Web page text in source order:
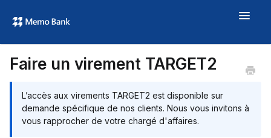
Toggle
À propos
memo.bank →
Faire un virement TARGET2
L’accès aux virements TARGET2 est disponible sur
demande spécifique de nos clients. Nous vous invitons à
vous rapprocher de votre chargé d'affaires.